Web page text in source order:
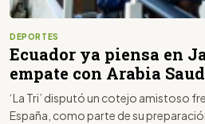
DEPORTES
Ecuador ya piensa en
empate con Arabia
‘La Tri’ disputó un cotejo amistoso
España, como parte de su